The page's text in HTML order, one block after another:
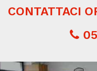
CONTATTACI